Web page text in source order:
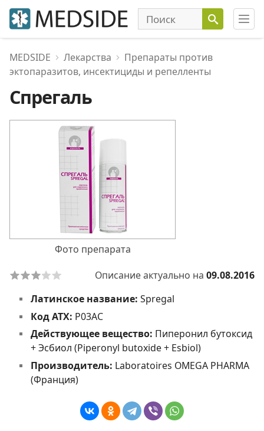
MEDSIDE Лекарства
Препараты против
эктопаразитов, инсектициды и репелленты
Спрегаль
Фото препарата
Описание актуально на 09.08.2016
Латинское название: Spregal
Код АТХ: P03AC
Действующее вещество: Пиперонил бутоксид
+ Эсбиол (Piperonyl butoxide + Esbiol)
Производитель: Laboratoires OMEGA PHARMA
(Франция)